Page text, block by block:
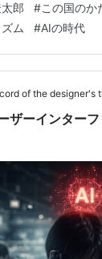
3月号[雑誌] 文藝
最初に目に飛び込
いた特集記事だ
太郎」という記
遼太郎へ 著者が
郎 #この国のか
ム #AIの時代
of the designer's
ザーインター